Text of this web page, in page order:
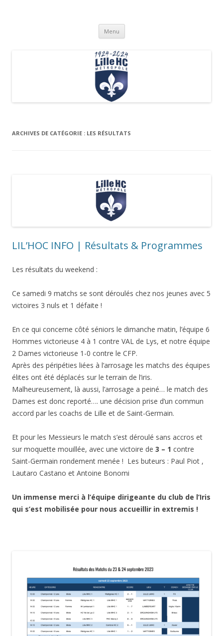
Menu Aller
contenu
ARCHIVES DE CATÉGORIE : LES RÉSULTATS
LIL’HOC INFO | Résultats & Programmes
Les résultats du weekend :
Ce samedi 9 matchs se sont déroulés chez nos jeunes avec 5
victoires 3 nuls et 1 défaite !
En ce qui concerne côté séniors le dimanche matin, l’équipe 6
Hommes victorieuse 4 à 1 contre VAL de Lys, et notre équipe
2 Dames victorieuse 1-0 contre le CFP.
Après des péripéties liées à l’arrosage les matchs des équipes
élites ont été déplacés sur le terrain de l’iris.
Malheureusement, là aussi, l’arrosage a peiné… le match des
Dames est donc reporté…. une décision prise d’un commun
accord par les coachs de Lille et de Saint-Germain.
Et pour les Messieurs le match s’est déroulé sans accros et
sur moquette mouillée, avec une victoire de 3 – 1 contre
Saint-Germain rondement menée ! Les buteurs : Paul Piot ,
Lautaro Castano et Antoine Bonomi
Un immense merci à l’équipe dirigeante du club de l’Iris
qui s’est mobilisée pour nous accueillir in extremis !